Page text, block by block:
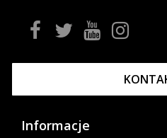
Informacje